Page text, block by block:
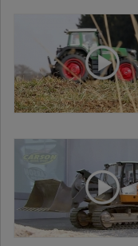
Duo 2.0 (1x)
500609043
Technische
1. 3
Chassis
3. 2,4 GHz
Failsafe
4. 100 A